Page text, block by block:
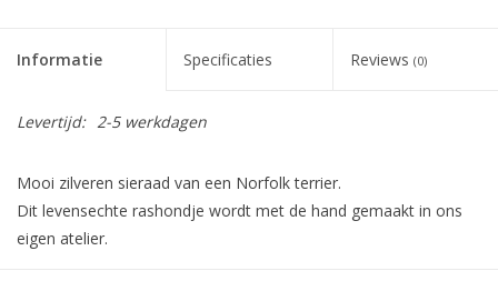
Informatie Specificaties Reviews (0)
Levertijd: 2-5 werkdagen
Mooi zilveren sieraad van een Norfolk terrier.
Dit levensechte rashondje wordt met de hand gemaakt in ons
eigen atelier.